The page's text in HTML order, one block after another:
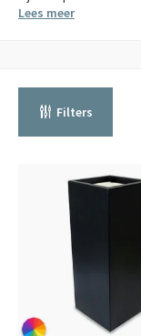
Lees meer
Filters